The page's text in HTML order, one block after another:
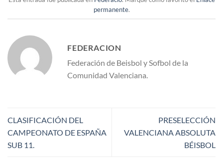
permanente.
FEDERACION
Federación de Beisbol y Sofbol de la
Comunidad Valenciana.
CLASIFICACIÓN DEL
CAMPEONATO DE ESPAÑA
SUB 11.
PRESELECCIÓN
VALENCIANA ABSOLUTA
BÉISBOL